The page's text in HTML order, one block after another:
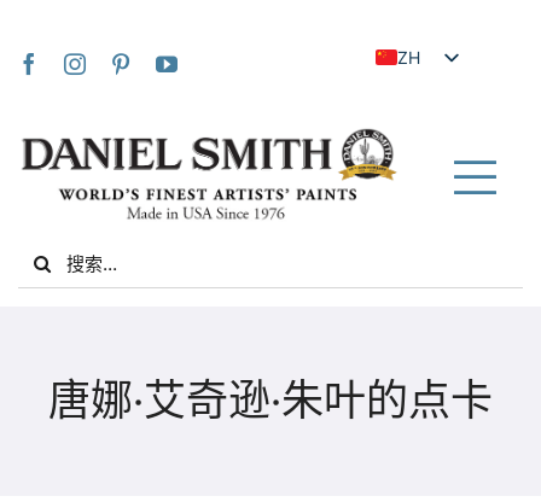
ZH
FR
VI
Search
for:
唐娜·艾奇逊·朱叶的点卡